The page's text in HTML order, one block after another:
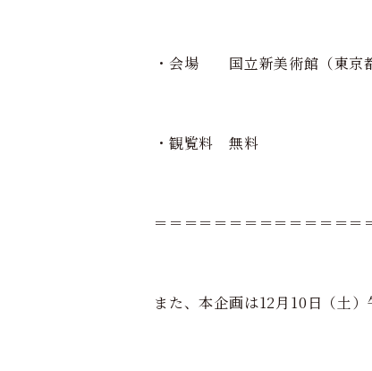
・会場 国立新美術館（東京
・観覧料 無料
＝＝＝＝＝＝＝＝＝＝＝＝＝
また、本企画は12月10日（土